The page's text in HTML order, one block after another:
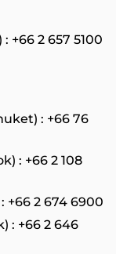
+66 2 657 5100
: +66 76
: +66 2 108
+66 2 674 6900
: +66 2 646